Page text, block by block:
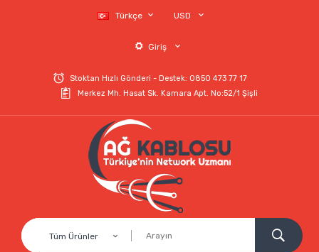
Türkçe USD
Giriş
Stoktan Hızlı Gönderi - Destek: 0850 473 77 17
Merkez Mh. Hasat Sk. Kamara Apt. No:52/1 Şişli
Tüm Ürünler